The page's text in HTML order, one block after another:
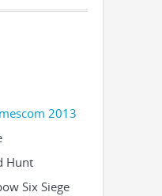
2013
Hunt
Six Siege